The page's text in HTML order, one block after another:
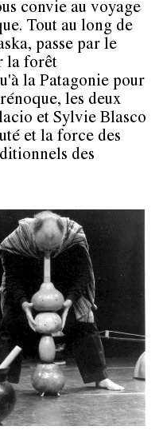
convie au voyage
Tout au long de
passe par le
la forêt
la Patagonie pour
les deux
et Sylvie Blasco
et la force des
des